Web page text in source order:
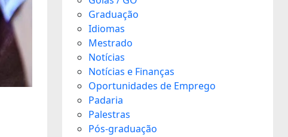
Graduação
Idiomas
Mestrado
Notícias
Notícias e Finanças
Oportunidades de Emprego
Padaria
Palestras
Pós-graduação